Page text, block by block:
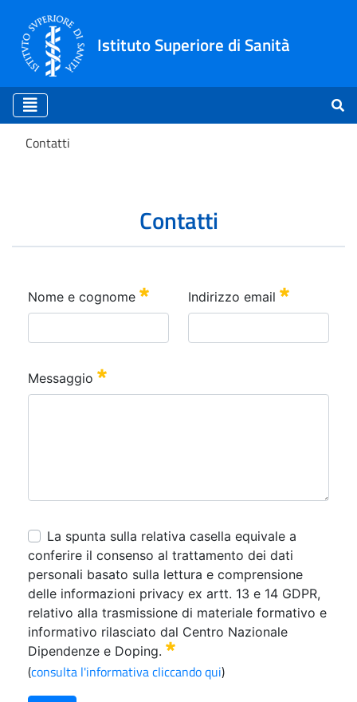
Istituto Superiore di Sanità
Contatti
Contatti
Nome e cognome Indirizzo email
Messaggio
La spunta sulla relativa casella equivale a
conferire il consenso al trattamento dei dati
personali basato sulla lettura e comprensione
delle informazioni privacy ex artt. 13 e 14 GDPR,
relativo alla trasmissione di materiale formativo e
informativo rilasciato dal Centro Nazionale
Dipendenze e Doping.
(consulta l'informativa cliccando qui)